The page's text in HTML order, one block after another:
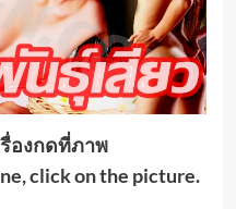
องกดที่ภาพ
click on the picture.